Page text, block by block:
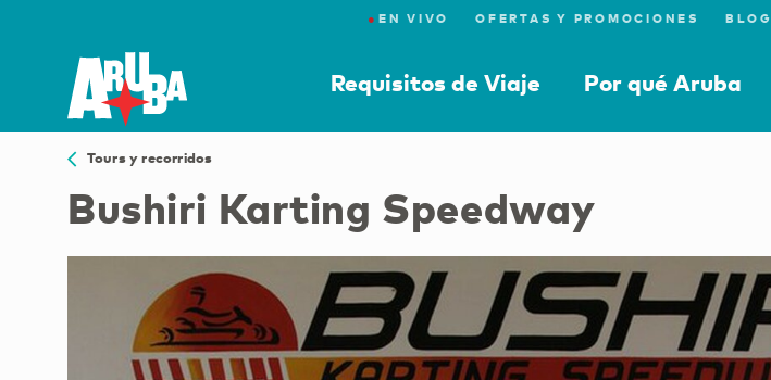
● EN VIVO OFERTAS Y PROMOCIONES BLOG
Requisitos de Viaje Por qué Aruba
Tours y recorridos
Bushiri Karting Speedway